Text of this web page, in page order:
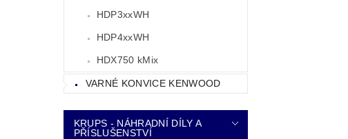
HDP3xxWH
HDP4xxWH
HDX750 kMix
VARNÉ KONVICE KENWOOD
KRUPS - NÁHRADNÍ DÍLY A
PŘÍSLUŠENSTVÍ